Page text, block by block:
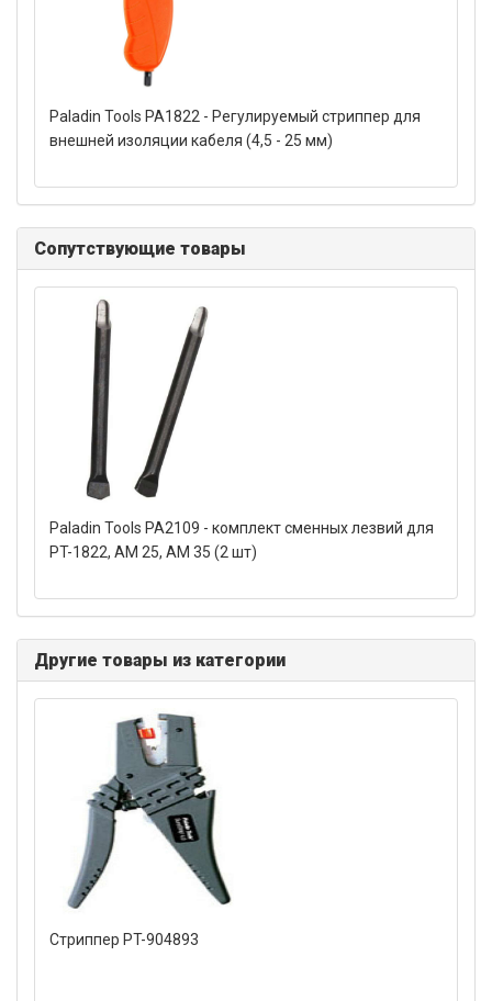
Paladin Tools PA1822 - Регулируемый стриппер для
внешней изоляции кабеля (4,5 - 25 мм)
Сопутствующие товары
Paladin Tools PA2109 - комплект сменных лезвий для
PT-1822, AM 25, AM 35 (2 шт)
Другие товары из категории
Стриппер PT-904893